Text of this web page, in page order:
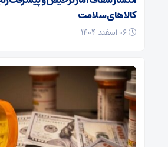
کالاهای سلامت